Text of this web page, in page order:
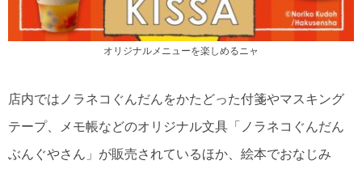
オリジナルメニューを楽しめるニャ
店内ではノラネコぐんだんをかたどった付箋やマスキング
テープ、メモ帳などのオリジナル文具「ノラネコぐんだん
ぶんぐやさん」が販売されているほか、絵本でおなじみ